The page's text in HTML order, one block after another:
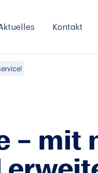
Kontakt
– mit